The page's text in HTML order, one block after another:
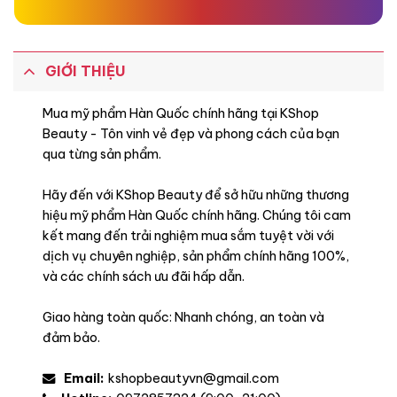
Hoắc Hương,
Hương Vani,
Xạ Hương,
Đặc điểm
GIỚI THIỆU
Mua mỹ phẩm Hàn Quốc chính hãng tại KShop
Beauty - Tôn vinh vẻ đẹp và phong cách của bạn
qua từng sản phẩm.
Hãy đến với KShop Beauty để sở hữu những thương
hiệu mỹ phẩm Hàn Quốc chính hãng. Chúng tôi cam
kết mang đến trải nghiệm mua sắm tuyệt vời với
dịch vụ chuyên nghiệp, sản phẩm chính hãng 100%,
và các chính sách ưu đãi hấp dẫn.
Giao hàng toàn quốc: Nhanh chóng, an toàn và
đảm bảo.
Email: kshopbeautyvn@gmail.com